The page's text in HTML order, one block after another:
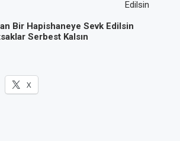
Edilsin
Bir Hapishaneye Sevk Edilsin
Serbest Kalsın
X